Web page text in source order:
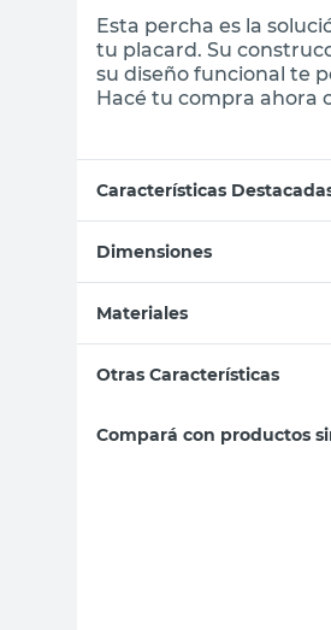
Esta percha es la
tu placard. Su
su diseño funcional te
Hacé tu compra ahora
Características
Dimensiones
Materiales
Otras Características
Compará con productos